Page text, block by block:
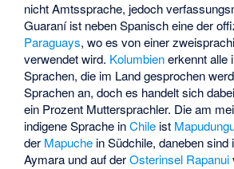
nicht Amtssprache, jedoch
Guaraní ist neben Spanisch eine der
Paraguays, wo es von einer
verwendet wird. Kolumbienerkennt alle
Sprachen, die im Land gesprochen
Sprachen an, doch es handelt sich
ein Prozent Muttersprachler. Die am
indigene Sprache inChile ist
der Mapuche in Südchile, daneben sind
Aymara und auf derOsterinsel Rapanui